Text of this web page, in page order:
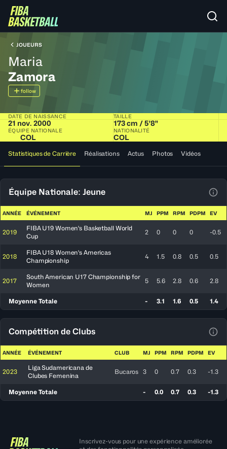
JOUEURS
Maria
Zamora
follow
DATE DE NAISSANCE
21 nov. 2000
TAILLE
173 cm / 5'8"
ÉQUIPE NATIONALE
COL
NATIONALITÉ
COL
Statistiques de Carrière Réalisations Actus Photos Vidéos
Équipe Nationale: Jeune
ANNÉE ÉVÉNEMENT MJ PPM RPM PDPM EV
2019
FIBA U19 Women's Basketball World
Cup
2 0 0 0 -0.5
2018
FIBA U18 Women's Americas
Championship
4 1.5 0.8 0.5 0.5
2017
South American U17 Championship for
Women
5 5.6 2.8 0.6 2.8
Moyenne Totale - 3.1 1.6 0.5 1.4
Compétition de Clubs
ANNÉE ÉVÉNEMENT CLUB MJ PPM RPM PDPM EV
2023
Liga Sudamericana de
Clubes Femenina
Bucaros 3 0 0.7 0.3 -1.3
Moyenne Totale - 0.0 0.7 0.3 -1.3
Inscrivez-vous pour une expérience améliorée